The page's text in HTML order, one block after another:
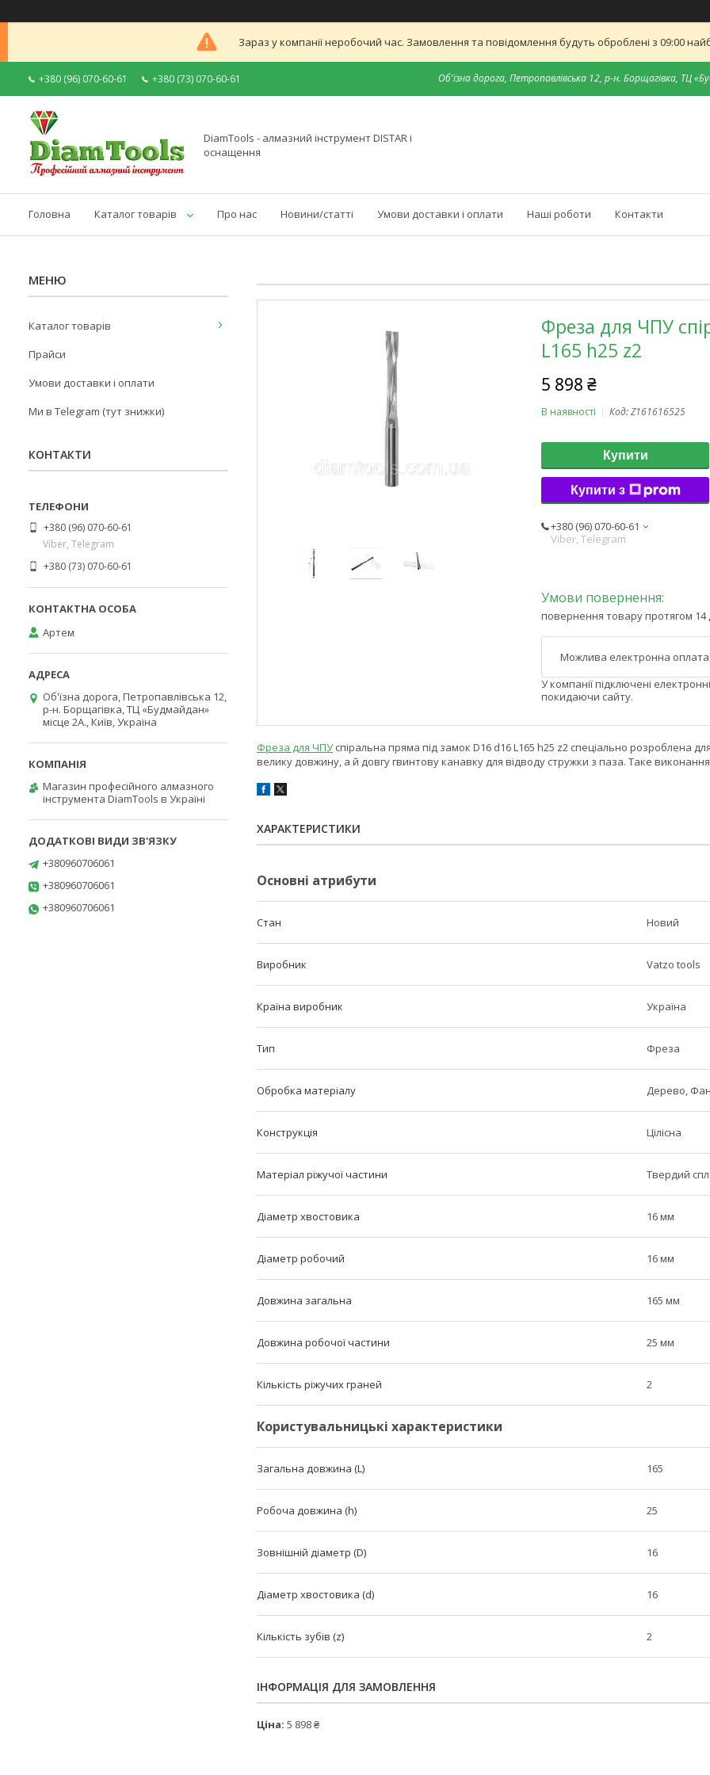
Зараз у компанії неробочий час. Замовлення та повідомлення будуть оброблені з 09:00
+380 (96) 070-60-61 +380 (73) 070-60-61 Об'їзна дорога, Петропавлівська 12, р-н. Борщагівка, ТЦ
DiamTools - алмазний інструмент DISTAR і
оснащення
Головна Каталог товарів Про нас Новини/статті Умови доставки і оплати Наші роботи Контакти
Фреза для ЧПУ
L165 h25 z2
5 898 ₴
В наявності Код:Z161616525
Купити
Купити з
+380 (96) 070-60-61
Viber, Telegram
повернення товару протягом 14
У компанії підключені
покидаючи сайту.
Фреза для ЧПУспіральна пряма під замок D16 d16 L165 h25 z2 спеціально розроблена
велику довжину, а й довгу гвинтову канавку для відводу стружки з паза. Таке
ХАРАКТЕРИСТИКИ
Основні атрибути
Стан Новий
Виробник Vatzo tools
Країна виробник Україна
Тип Фреза
Обробка матеріалу Дерево,
Конструкція Цілісна
Матеріал ріжучої частини Твердий
Діаметр хвостовика 16 мм
Діаметр робочий 16 мм
Довжина загальна 165 мм
Довжина робочої частини 25 мм
Кількість ріжучих граней 2
Користувальницькі характеристики
Загальна довжина (L) 165
Робоча довжина (h) 25
Зовнішній діаметр (D) 16
Діаметр хвостовика (d) 16
Кількість зубів (z) 2
ІНФОРМАЦІЯ ДЛЯ ЗАМОВЛЕННЯ
Ціна: 5 898 ₴
Каталог товарів
Прайси
Умови доставки і оплати
Ми в Telegram (тут знижки)
КОНТАКТИ
+380 (96) 070-60-61
Viber, Telegram
+380 (73) 070-60-61
Артем
Об'їзна дорога, Петропавлівська 12,
р-н. Борщагівка, ТЦ «Будмайдан»
місце 2А., Київ, Україна
Магазин професійного алмазного
інструмента DiamTools в Україні
+380960706061
+380960706061
+380960706061